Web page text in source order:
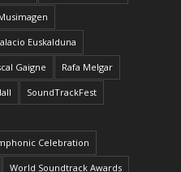
Euskalduna
Gaigne Rafa Melgar
SoundTrackFest
Celebration
World Soundtrack Awards